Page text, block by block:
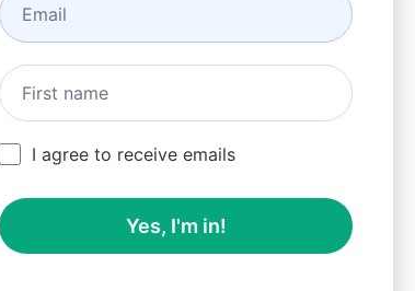
扩展术语 (en)
款 (en)
I agree to receive emails
Yes, I'm in!